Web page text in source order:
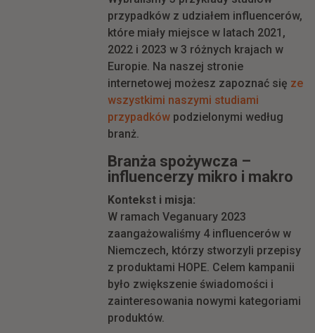
przypadków z udziałem influencerów,
które miały miejsce w latach 2021,
2022 i 2023 w 3 różnych krajach w
Europie. Na naszej stronie
internetowej możesz zapoznać się ze
wszystkimi naszymi studiami
przypadkówpodzielonymi według
branż.
Branża spożywcza –
influencerzy mikro i makro
Kontekst i misja:
W ramach Veganuary 2023
zaangażowaliśmy 4 influencerów w
Niemczech, którzy stworzyli przepisy
z produktami HOPE. Celem kampanii
było zwiększenie świadomości i
zainteresowania nowymi kategoriami
produktów.